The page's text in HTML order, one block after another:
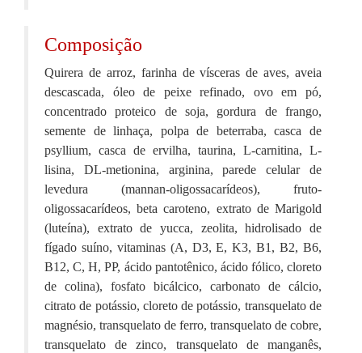
Composição
Quirera de arroz, farinha de vísceras de aves, aveia
descascada, óleo de peixe refinado, ovo em pó,
concentrado proteico de soja, gordura de frango,
semente de linhaça, polpa de beterraba, casca de
psyllium, casca de ervilha, taurina, L-carnitina, L-
lisina, DL-metionina, arginina, parede celular de
levedura (mannan-oligossacarídeos), fruto-
oligossacarídeos, beta caroteno, extrato de Marigold
(luteína), extrato de yucca, zeolita, hidrolisado de
fígado suíno, vitaminas (A, D3, E, K3, B1, B2, B6,
B12, C, H, PP, ácido pantotênico, ácido fólico, cloreto
de colina), fosfato bicálcico, carbonato de cálcio,
citrato de potássio, cloreto de potássio, transquelato de
magnésio, transquelato de ferro, transquelato de cobre,
transquelato de zinco, transquelato de manganês,